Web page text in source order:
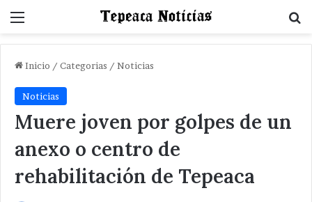
Menu
Inicio / Categorias / Noticias
Noticias
Muere joven por golpes de un
anexo o centro de
rehabilitación de Tepeaca